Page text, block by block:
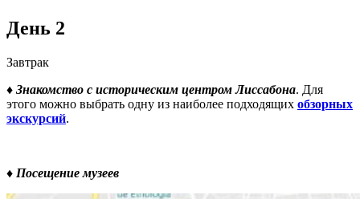
День 2
Завтрак
♦ Знакомство с историческим центром Лиссабона. Для
этого можно выбрать одну из наиболее подходящих обзорных
экскурсий.
♦ Посещение музеев